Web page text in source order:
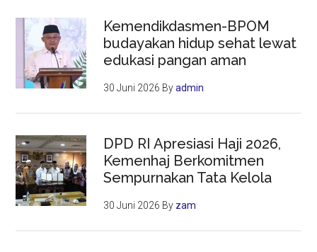
Kemendikdasmen-BPOM
budayakan hidup sehat lewat
edukasi pangan aman
30 Juni 2026 Byadmin
DPD RI Apresiasi Haji 2026,
Kemenhaj Berkomitmen
Sempurnakan Tata Kelola
30 Juni 2026 By zam